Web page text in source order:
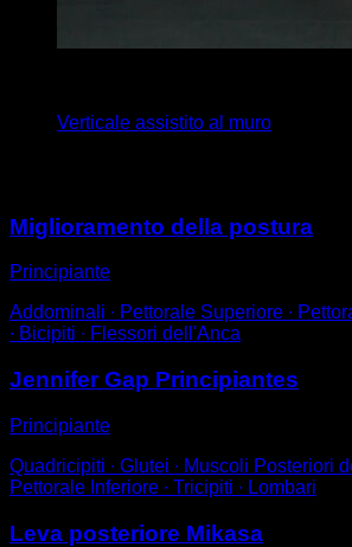
Verticale assistito al muro
Miglioramento della postura
Principiante
Addominali ∙ Pettorale Superiore ∙
∙ Bicipiti ∙ Flessori dell'Anca
Jennifer Gap Principiantes
Principiante
Quadricipiti ∙ Glutei ∙ Muscoli Posteriori
Pettorale Inferiore ∙ Tricipiti ∙ Lombari
Leva posteriore Mikasa